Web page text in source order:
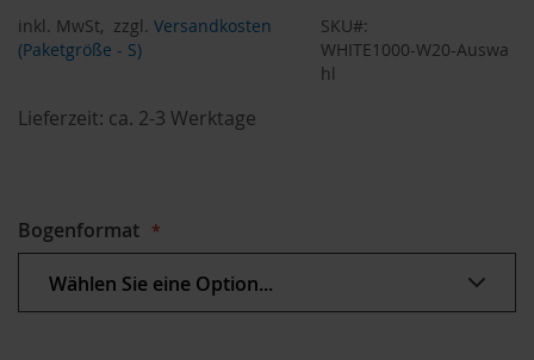
inkl. MwSt, zzgl. Versandkosten
(Paketgröße - S)
SKU
WHITE1000-W20-Auswa
hl
Lieferzeit: ca. 2-3 Werktage
Bogenformat